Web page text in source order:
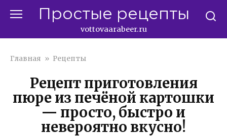
Простые рецепты
vottovaarabeer.ru
Главная » Рецепты
Рецепт приготовления
пюре из печёной картошки
— просто, быстро и
невероятно вкусно!